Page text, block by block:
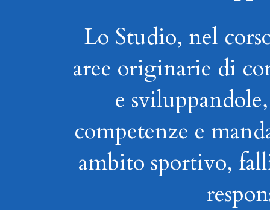
Lo Studio, nel
aree originarie di
e
competenze e
ambito sportivo,